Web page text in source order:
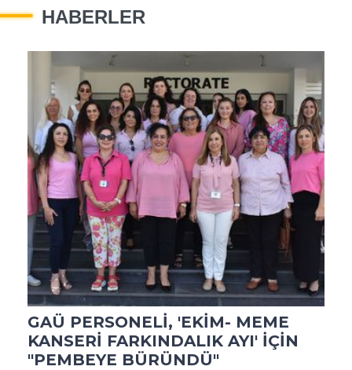
HABERLER
GAÜ PERSONELİ, 'EKİM- MEME
KANSERİ FARKINDALIK AYI' İÇİN
"PEMBEYE BÜRÜNDÜ"